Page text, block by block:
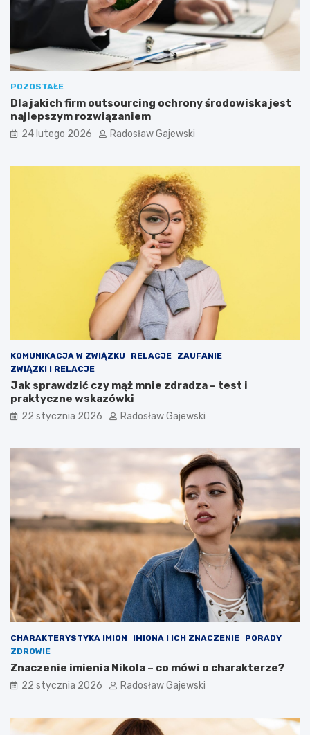
POZOSTAŁE
Dla jakich firm outsourcing ochrony środowiska jest
najlepszym rozwiązaniem
24 lutego 2026 Radosław Gajewski
KOMUNIKACJA W ZWIĄZKU RELACJE
ZAUFANIE
ZWIĄZKI I RELACJE
Jak sprawdzić czy mąż mnie zdradza – test i
praktyczne wskazówki
22 stycznia 2026 Radosław Gajewski
CHARAKTERYSTYKA IMION IMIONA I ICH ZNACZENIE
PORADY
ZDROWIE
Znaczenie imienia Nikola – co mówi o charakterze?
22 stycznia 2026 Radosław Gajewski